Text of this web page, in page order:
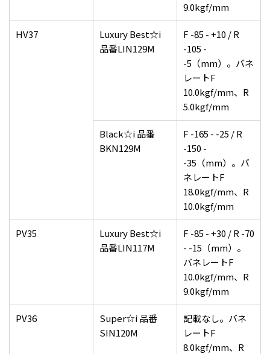
9.0kgf/mm
HV37
Luxury Best☆i
品番LIN129M
F -85 - +10 / R
-105 -
-5（mm）。バネ
レートF
10.0kgf/mm、R
5.0kgf/mm
Black☆i 品番
BKN129M
F -165 - -25 / R
-150 -
-35（mm）。バ
ネレートF
18.0kgf/mm、R
10.0kgf/mm
PV35
Luxury Best☆i
品番LIN117M
F -85 - +30 / R -70
- -15（mm）。
バネレートF
10.0kgf/mm、R
9.0kgf/mm
PV36
Super☆i 品番
SIN120M
記載なし。バネ
レートF
8.0kgf/mm、R